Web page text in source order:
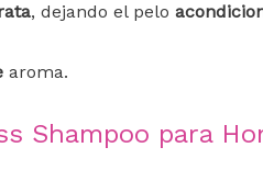
, dejando el pelo
aroma.
Shampoo para